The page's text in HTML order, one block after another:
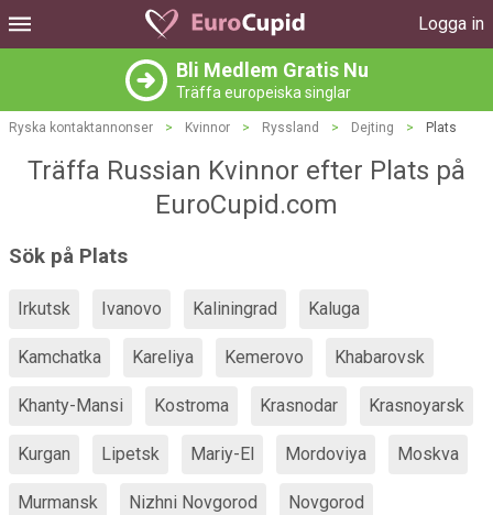
Logga in
Bli Medlem Gratis Nu
Träffa europeiska singlar
Ryska kontaktannonser > Kvinnor > Ryssland > Dejting > Plats
Träffa Russian Kvinnor efter Plats på
EuroCupid.com
Sök på Plats
Irkutsk Ivanovo Kaliningrad Kaluga
Kamchatka Kareliya Kemerovo Khabarovsk
Khanty-Mansi Kostroma Krasnodar Krasnoyarsk
Kurgan Lipetsk Mariy-El Mordoviya Moskva
Murmansk Nizhni Novgorod Novgorod